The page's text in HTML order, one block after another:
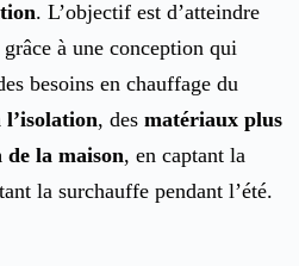
. L’objectif est d’atteindre
à une conception qui
besoins en chauffage du
l’isolation, des matériaux plus
la maison, en captant la
la surchauffe pendant l’été​​​​.